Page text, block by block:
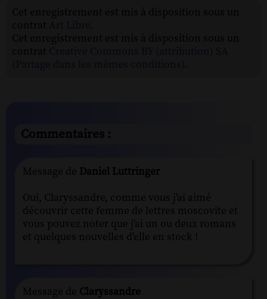
Commentaires :
Message de Daniel Luttringer
Oui, Claryssandre, comme vous j'ai aimé
découvrir cette femme de lettres moscovite et
vous pouvez noter que j'ai un ou deux romans
et quelques nouvelles d'elle en stock !
Message de Claryssandre